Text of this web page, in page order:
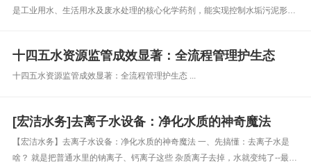
是工业用水、生活用水及废水处理的核心化学药剂，能实现控制水垢污泥形
十四五水资源监管成效显著：全流程管理护生态
十四五水资源监管成效显著：全流程管理护生态 ...
[宏洁水务]去离子水设备：净化水质的神奇魔法
【宏洁水务】去离子水设备：净化水质的神奇魔法 一、先搞懂：去离子水是
啥？​ 就是把普通水里的钠离子、钙离子这些 杂质离子去掉，水就变纯了--最直